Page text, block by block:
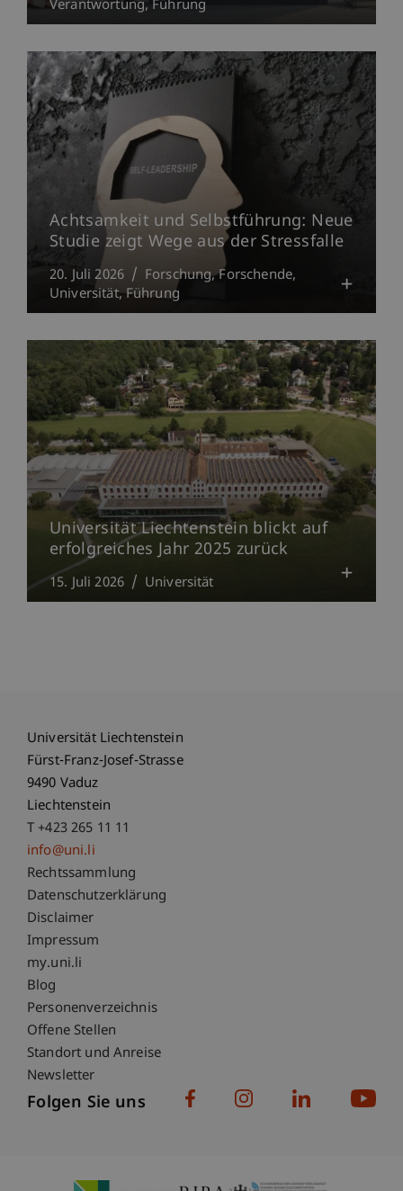
Verantwortung Führung
Achtsamkeit und Selbstführung: Neue
Studie zeigt Wege aus der Stressfalle
20. Juli 2026 Forschung Forschende
Universität Führung
Universität Liechtenstein blickt auf
erfolgreiches Jahr 2025 zurück
15. Juli 2026 Universität
Universität Liechtenstein
Fürst-Franz-Josef-Strasse
9490 Vaduz
Liechtenstein
T +423 265 11 11
info@uni.li
Fußzeile Rechtliche Hinweise
Rechtssammlung
Datenschutzerklärung
Disclaimer
Impressum
Fußzeile Subdomain-Verzeichnis
my.uni.li
Blog
Personenverzeichnis
Offene Stellen
Standort und Anreise
Newsletter
Folgen Sie uns